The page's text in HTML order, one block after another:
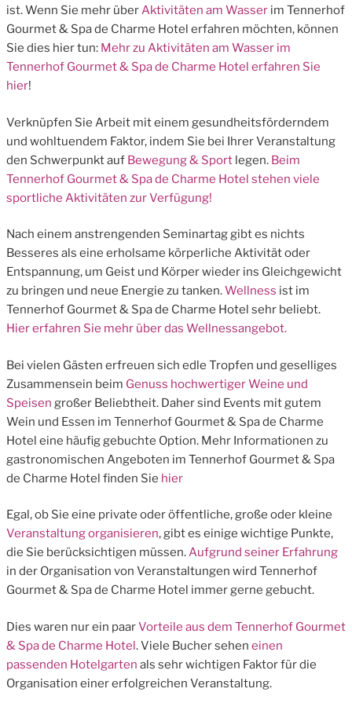
ist. Wenn Sie mehr überAktivitäten am Wasser im Tennerhof
Gourmet & Spa de Charme Hotel erfahren möchten, können
Sie dies hier tun: Mehr zu Aktivitäten am Wasser im
Tennerhof Gourmet & Spa de Charme Hotel erfahren Sie
hier!
Verknüpfen Sie Arbeit mit einem gesundheitsförderndem
und wohltuendem Faktor, indem Sie bei Ihrer Veranstaltung
den Schwerpunkt auf Bewegung & Sport legen. Beim
Tennerhof Gourmet & Spa de Charme Hotel stehen viele
sportliche Aktivitäten zur Verfügung!
Nach einem anstrengenden Seminartag gibt es nichts
Besseres als eine erholsame körperliche Aktivität oder
Entspannung, um Geist und Körper wieder ins Gleichgewicht
zu bringen und neue Energie zu tanken.Wellness ist im
Tennerhof Gourmet & Spa de Charme Hotel sehr beliebt.
Hier erfahren Sie mehr über das Wellnessangebot.
Bei vielen Gästen erfreuen sich edle Tropfen und geselliges
Zusammensein beim Genuss hochwertiger Weine und
Speisen großer Beliebtheit. Daher sind Events mit gutem
Wein und Essen im Tennerhof Gourmet & Spa de Charme
Hotel eine häufig gebuchte Option. Mehr Informationen zu
gastronomischen Angeboten im Tennerhof Gourmet & Spa
de Charme Hotel finden Sie hier
Egal, ob Sie eine private oder öffentliche, große oder kleine
Veranstaltung organisieren, gibt es einige wichtige Punkte,
die Sie berücksichtigen müssen.Aufgrund seiner Erfahrung
in der Organisation von Veranstaltungen wird Tennerhof
Gourmet & Spa de Charme Hotel immer gerne gebucht.
Dies waren nur ein paarVorteile aus dem Tennerhof Gourmet
& Spa de Charme Hotel. Viele Bucher sehen einen
passenden Hotelgarten als sehr wichtigen Faktor für die
Organisation einer erfolgreichen Veranstaltung.